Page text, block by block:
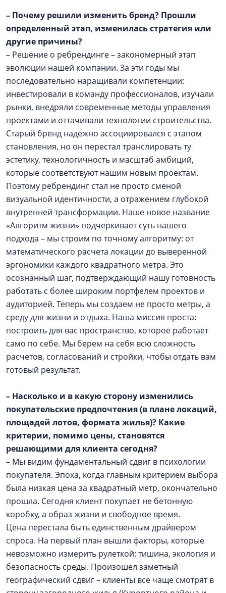
– Почему решили изменить бренд? Прошли
определенный этап, изменилась стратегия или
другие причины?
– Решение о ребрендинге – закономерный этап
эволюции нашей компании. За эти годы мы
последовательно наращивали компетенции:
инвестировали в команду профессионалов, изучали
рынки, внедряли современные методы управления
проектами и оттачивали технологии строительства.
Старый бренд надежно ассоциировался с этапом
становления, но он перестал транслировать ту
эстетику, технологичность и масштаб амбиций,
которые соответствуют нашим новым проектам.
Поэтому ребрендинг стал не просто сменой
визуальной идентичности, а отражением глубокой
внутренней трансформации. Наше новое название
«Алгоритм жизни» подчеркивает суть нашего
подхода – мы строим по точному алгоритму: от
математического расчета локации до выверенной
эргономики каждого квадратного метра. Это
осознанный шаг, подтверждающий нашу готовность
работать с более широким портфелем проектов и
аудиторией. Теперь мы создаем не просто метры, а
среду для жизни и отдыха. Наша миссия проста:
построить для вас пространство, которое работает
само по себе. Мы берем на себя всю сложность
расчетов, согласований и стройки, чтобы отдать вам
готовый результат.
– Насколько и в какую сторону изменились
покупательские предпочтения (в плане локаций,
площадей лотов, формата жилья)? Какие
критерии, помимо цены, становятся
решающими для клиента сегодня?
– Мы видим фундаментальный сдвиг в психологии
покупателя. Эпоха, когда главным критерием выбора
была низкая цена за квадратный метр, окончательно
прошла. Сегодня клиент покупает не бетонную
коробку, а образ жизни и свободное время.
Цена перестала быть единственным драйвером
спроса. На первый план вышли факторы, которые
невозможно измерить рулеткой: тишина, экология и
безопасность среды. Произошел заметный
географический сдвиг – клиенты все чаще смотрят в